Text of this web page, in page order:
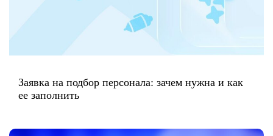
Заявка на подбор персонала: зачем нужна и как
ее заполнить